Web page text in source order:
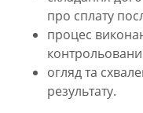
про сплату
процес
огляд та
результату.